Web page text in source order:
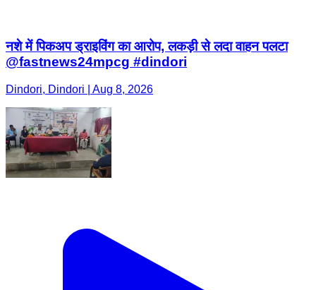
नशे में पिकअप ड्राइविंग का आरोप, लकड़ी से लदा वाहन पलटा
@fastnews24mpcg #dindori
Dindori, Dindori | Aug 8, 2026